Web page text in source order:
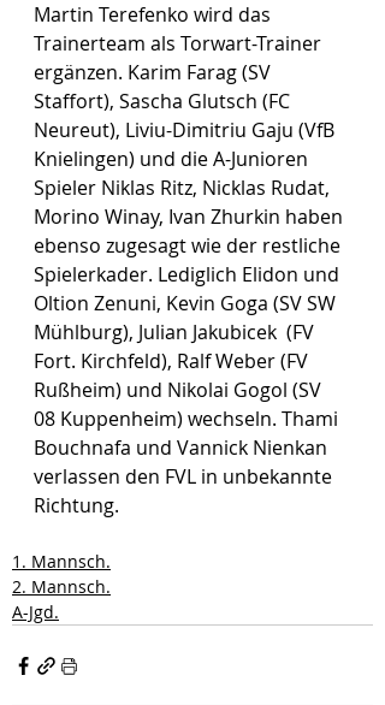
Martin Terefenko wird das
Trainerteam als Torwart-Trainer
ergänzen. Karim Farag (SV
Staffort), Sascha Glutsch (FC
Neureut), Liviu-Dimitriu Gaju (VfB
Knielingen) und die A-Junioren
Spieler Niklas Ritz, Nicklas Rudat,
Morino Winay, Ivan Zhurkin haben
ebenso zugesagt wie der restliche
Spielerkader. Lediglich Elidon und
Oltion Zenuni, Kevin Goga (SV SW
Mühlburg), Julian Jakubicek  (FV
Fort. Kirchfeld), Ralf Weber (FV
Rußheim) und Nikolai Gogol (SV
08 Kuppenheim) wechseln. Thami
Bouchnafa und Vannick Nienkan
verlassen den FVL in unbekannte
Richtung.
1. Mannsch.
2. Mannsch.
A-Jgd.